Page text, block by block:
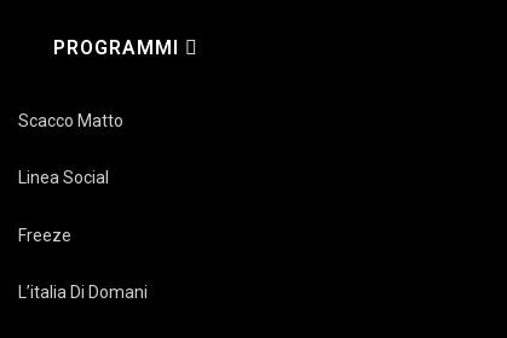
PROGRAMMI
Scacco Matto
Linea Social
Freeze
L’italia Di Domani